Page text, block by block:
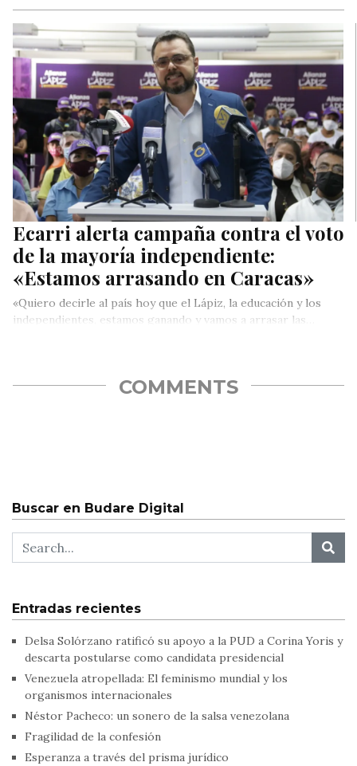
Nacional…
Ecarri alerta campaña contra el voto
de la mayoría independiente:
«Estamos arrasando en Caracas»
«Quiero decirle al país hoy que el Lápiz, la educación y los
independientes, estamos ganando y vamos a arrasar las…
COMMENTS
Buscar en Budare Digital
Entradas recientes
Delsa Solórzano ratificó su apoyo a la PUD a Corina Yoris y
descarta postularse como candidata presidencial
Venezuela atropellada: El feminismo mundial y los
organismos internacionales
Néstor Pacheco: un sonero de la salsa venezolana
Fragilidad de la confesión
Esperanza a través del prisma jurídico